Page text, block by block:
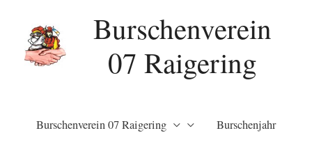
springen
Burschenverein
07 Raigering
Burschenverein 07 Raigering Burschenjahr